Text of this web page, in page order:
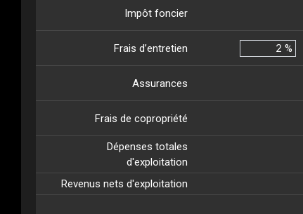
Impôt foncier
Frais d’entretien %
Assurances
Frais de copropriété
Dépenses totales
d'exploitation
Revenus nets d'exploitation